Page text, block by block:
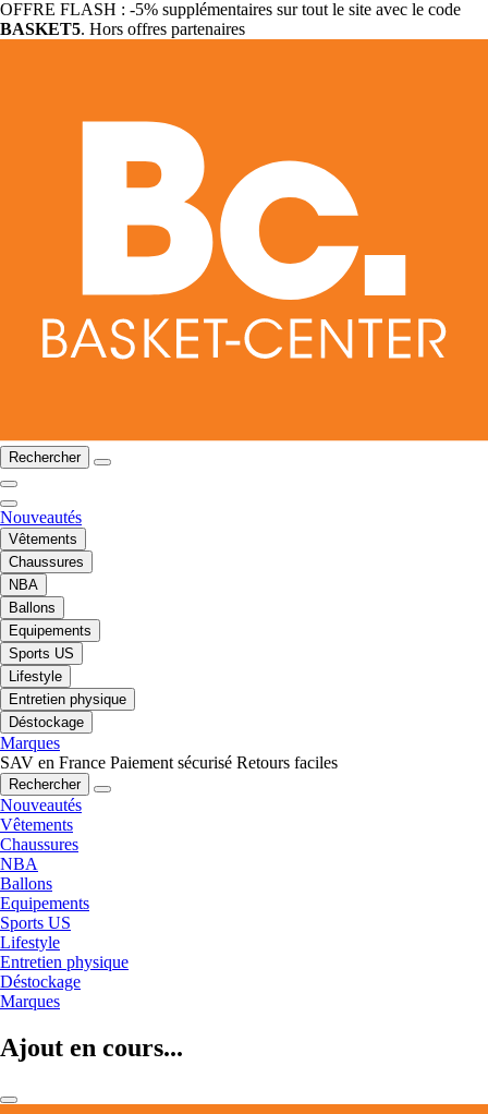
OFFRE FLASH : -5% supplémentaires sur tout le site avec le code
BASKET5. Hors offres partenaires
Rechercher
Nouveautés
Vêtements
Chaussures
NBA
Ballons
Equipements
Sports US
Lifestyle
Entretien physique
Déstockage
Marques
SAV en France Paiement sécurisé Retours faciles
Rechercher
Nouveautés
Vêtements
Chaussures
NBA
Ballons
Equipements
Sports US
Lifestyle
Entretien physique
Déstockage
Marques
Ajout en cours...